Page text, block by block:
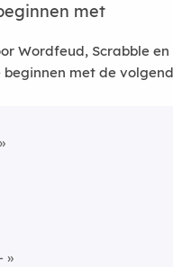
met
Wordfeud, Scrabble
met de